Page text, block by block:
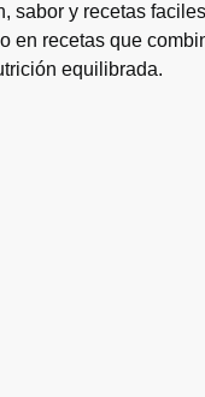
sabor y recetas
en recetas que
equilibrada.